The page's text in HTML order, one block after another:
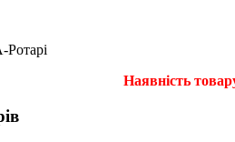
Наявність